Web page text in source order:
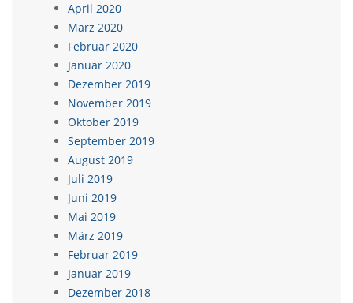
April 2020
März 2020
Februar 2020
Januar 2020
Dezember 2019
November 2019
Oktober 2019
September 2019
August 2019
Juli 2019
Juni 2019
Mai 2019
März 2019
Februar 2019
Januar 2019
Dezember 2018